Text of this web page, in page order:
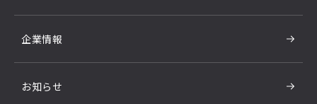
企業情報
お知らせ